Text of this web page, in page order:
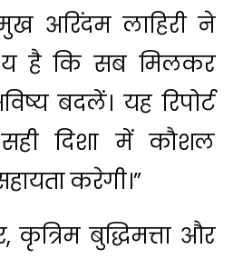
अरिंदम लाहिरी ने
है कि सब मिलकर
बदलें। यह रिपोर्ट
दिशा में कौशल
करेगी।”
कृत्रिम बुद्धिमत्ता और